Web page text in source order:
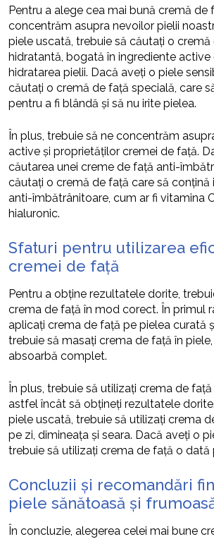
Pentru a alege cea mai bună cremă de
concentrăm asupra nevoilor pielii
piele uscată, trebuie să căutați o cremă
hidratantă, bogată în ingrediente active
hidratarea pielii. Dacă aveți o piele
căutați o cremă de față specială, care
pentru a fi blândă și să nu irite pielea.
În plus, trebuie să ne concentrăm
active și proprietăților cremei de față.
căutarea unei creme de față anti-
căutați o cremă de față care să
anti-îmbătrânitoare, cum ar fi vitamina
hialuronic.
Sfaturi pentru utilizarea
cremei de față
Pentru a obține rezultatele dorite,
crema de față în mod corect. În primul
aplicați crema de față pe pielea curată
trebuie să masați crema de față în
absoarbă complet.
În plus, trebuie să utilizați crema de
astfel încât să obțineți rezultatele
piele uscată, trebuie să utilizați crema
pe zi, dimineața și seara. Dacă aveți o
trebuie să utilizați crema de față o dată
Concluzii și recomandări
piele sănătoasă și
În concluzie, alegerea celei mai bune